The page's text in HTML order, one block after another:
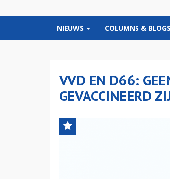
NIEUWS COLUMNS & BLOGS
VVD EN D66:
GEVACCINEERD